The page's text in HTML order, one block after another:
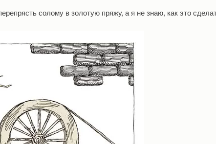
солому в золотую пряжу, а я не знаю, как это